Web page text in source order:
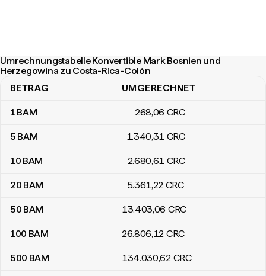
Umrechnungstabelle Konvertible Mark Bosnien und
Herzegowina zu Costa-Rica-Colón
Umrechnungstabelle Konvertible Mark Bosnien und
BETRAG UMGERECHNET
1BAM 268,06 CRC
5 BAM 1.340,31 CRC
10 BAM 2.680,61 CRC
20 BAM 5.361,22 CRC
50 BAM 13.403,06 CRC
100 BAM 26.806,12 CRC
500 BAM 134.030,62 CRC